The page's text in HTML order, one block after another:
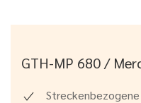
GTH-MP 680 /